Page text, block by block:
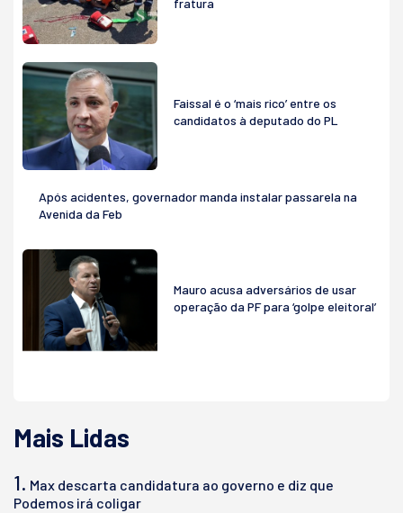
Faissal é o ‘mais rico’ entre os
candidatos à deputado do PL
Após acidentes, governador manda instalar passarela na
Avenida da Feb
Mauro acusa adversários de usar
operação da PF para ‘golpe eleitoral’
Mais Lidas
1. Max descarta candidatura ao governo e diz que
Podemos irá coligar